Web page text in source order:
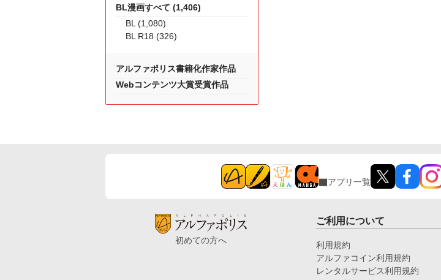
BL漫画すべて (1,406)
BL (1,080)
BL R18 (326)
アルファポリス書籍化作家作品
Webコンテンツ大賞受賞作品
アプリ一覧
初めての方へ
ご利用について
利用規約
アルファコイン利用規約
レンタルサービス利用規約